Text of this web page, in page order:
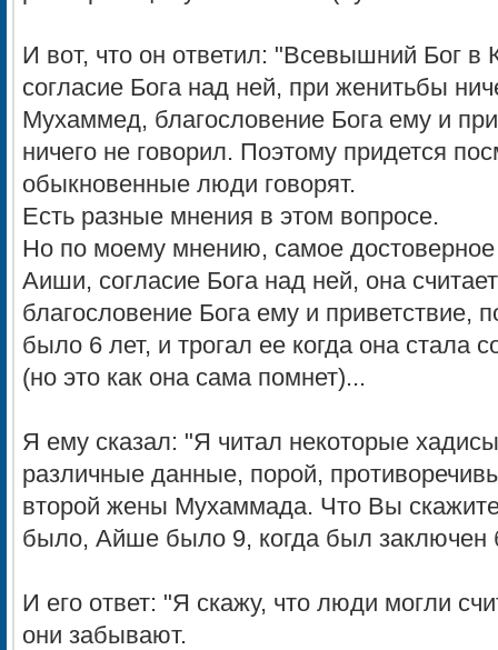
И вот, что он ответил: "Всевышний Бог в
согласие Бога над ней, при женитьбы
Мухаммед, благословение Бога ему и
ничего не говорил. Поэтому придется
обыкновенные люди говорят.
Есть разные мнения в этом вопросе.
Но по моему мнению, самое
Аиши, согласие Бога над ней, она
благословение Бога ему и приветствие,
было 6 лет, и трогал ее когда она стала
(но это как она сама помнет)...
Я ему сказал: "Я читал некоторые
различные данные, порой,
второй жены Мухаммада. Что Вы
было, Айше было 9, когда был заключен
И его ответ: "Я скажу, что люди могли
они забывают.